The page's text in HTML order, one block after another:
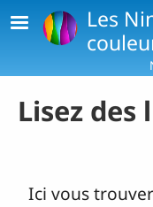
Aller au contenu
Les
Lisez
Ici vous